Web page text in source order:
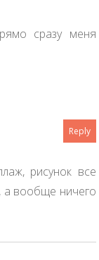
сразу меня
Reply
рисунок все
а вообще ничего